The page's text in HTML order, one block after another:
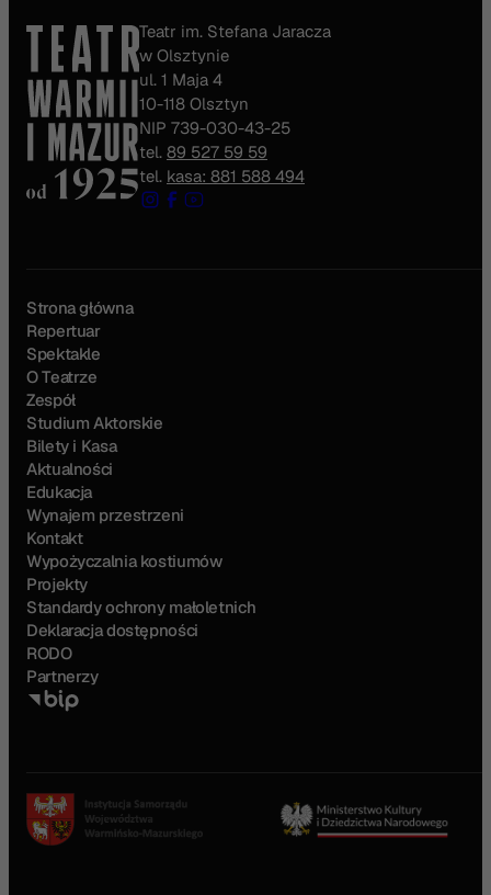
Teatr im. Stefana Jaracza
w Olsztynie
ul. 1 Maja 4
10-118 Olsztyn
NIP 739-030-43-25
tel. 89 527 59 59
tel. kasa: 881 588 494
Strona główna
Repertuar
Spektakle
O Teatrze
Zespół
Studium Aktorskie
Bilety i Kasa
Aktualności
Edukacja
Wynajem przestrzeni
Kontakt
Wypożyczalnia kostiumów
Projekty
Standardy ochrony małoletnich
Deklaracja dostępności
RODO
Partnerzy